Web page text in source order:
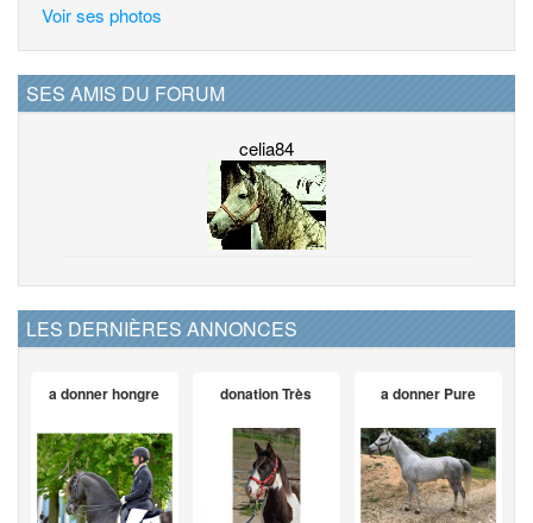
Voir ses photos
SES AMIS DU FORUM
celia84
LES DERNIÈRES ANNONCES
a donner hongre donation Très a donner Pure